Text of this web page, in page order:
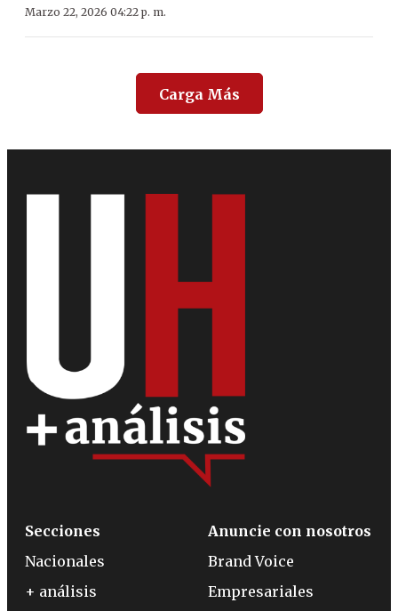
Marzo 22, 2026 04:22 p. m.
Carga Más
Secciones
Nacionales
+ análisis
Anuncie con nosotros
Brand Voice
Empresariales